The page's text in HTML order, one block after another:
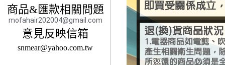
商品&匯款相關問題
mofahair202004@gmail.com
意見反映信箱
snmear@yahoo.com.tw